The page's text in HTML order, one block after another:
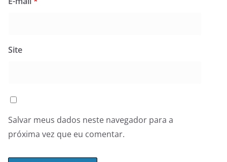
Site
Salvar meus dados neste navegador para a
próxima vez que eu comentar.